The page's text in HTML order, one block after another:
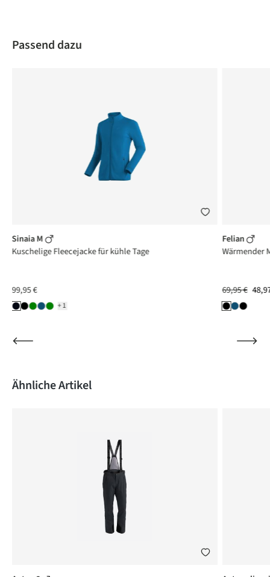
Produktgalerie überspringen
Passend dazu
+1
Sinaia M
Kuschelige Fleecejacke für kühle Tage
99,95 €
Felian
Wärmender
69,95 €
Produktgalerie überspringen
Ähnliche Artikel